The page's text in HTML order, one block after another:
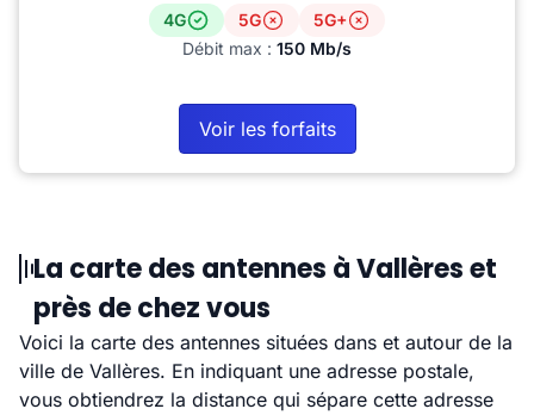
4G 5G
5G+
Débit max : 150 Mb/s
Voir les forfaits
La carte des antennes à Vallères et
près de chez vous
Voici la carte des antennes situées dans et autour de la
ville de Vallères. En indiquant une adresse postale,
vous obtiendrez la distance qui sépare cette adresse